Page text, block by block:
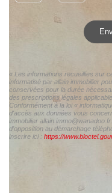
« Les informations recueillies sur
informatisé par allain immobilier
conservées pour la durée
des prescriptions légales
Conformément à la loi «
d'accès aux données vous
immobilier
d'opposition au démarchage
inscrire ici : https://